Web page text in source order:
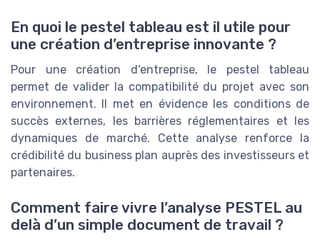
En quoi le pestel tableau est il utile pour
une création d’entreprise innovante ?
Pour une création d’entreprise, le pestel tableau
permet de valider la compatibilité du projet avec son
environnement. Il met en évidence les conditions de
succès externes, les barrières réglementaires et les
dynamiques de marché. Cette analyse renforce la
crédibilité du business plan auprès des investisseurs et
partenaires.
Comment faire vivre l’analyse PESTEL au
delà d’un simple document de travail ?